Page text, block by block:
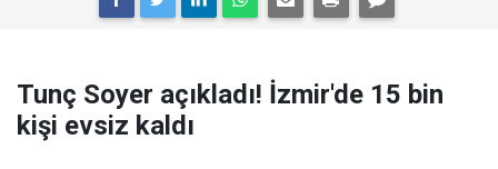
Tunç Soyer açıkladı! İzmir'de 15 bin
kişi evsiz kaldı